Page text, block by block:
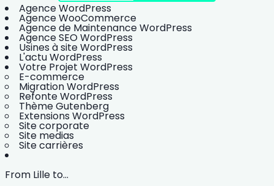
Agence WordPress
Agence WooCommerce
Agence de Maintenance WordPress
Agence SEO WordPress
Usines à site WordPress
L'actu WordPress
Votre Projet WordPress
E-commerce
Migration WordPress
Refonte WordPress
Thème Gutenberg
Extensions WordPress
Site corporate
Site medias
Site carrières
From Lille to...